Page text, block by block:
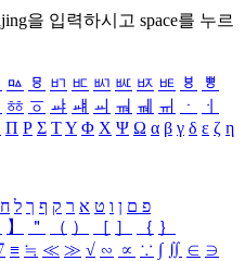
을 입력하시고 space를 누르
ㅰ ㅱ ㅲ ㅳ ㅴ ㅵ ㅶ ㅷ ㅸ
ㅹ
ㆅ ㆆ ㆇ ㆈ ㆉ ㆊ ㆋ ㆌ ㆍ
ㆎ
Π Ρ Σ ΤΥ Φ Χ Ψ Ω α β γ δ ε ζ η
פ ם ן ו ט א ר ק ף ך ל ח
】 ＂ （ ） ［ ］ ｛ ｝
≡ ≒ ≪ ≫ √ ∽ ∝ ∵ ∫ ∬ ∈ ∋